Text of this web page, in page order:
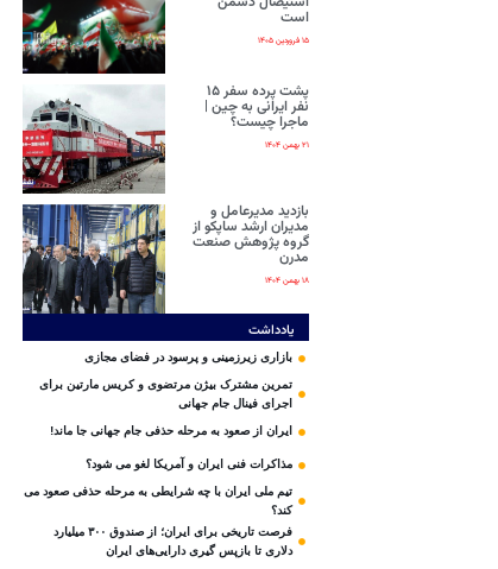
است
۱۵ فروردین ۱۴۰۵
پشت پرده سفر ۱۵
نفر ایرانی‌ به چین |
ماجرا چیست؟
۲۱ بهمن ۱۴۰۴
بازدید مدیرعامل و
مدیران ارشد ساپکو از
گروه پژوهش صنعت
مدرن
۱۸ بهمن ۱۴۰۴
یادداشت
بازاری زیرزمینی و پرسود در فضای مجازی
تمرین مشترک بیژن مرتضوی و کریس مارتین برای
اجرای فینال جام جهانی
ایران از صعود به مرحله حذفی جام جهانی جا ماند!
مذاکرات فنی ایران و آمریکا لغو می شود؟
تیم ملی ایران با چه شرایطی به مرحله حذفی صعود می
کند؟
فرصت تاریخی برای ایران؛ از صندوق ۳۰۰ میلیارد
دلاری تا بازپس گیری دارایی‌های ایران